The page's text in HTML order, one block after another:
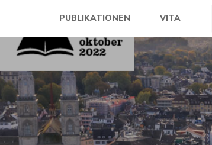
PUBLIKATIONEN VITA